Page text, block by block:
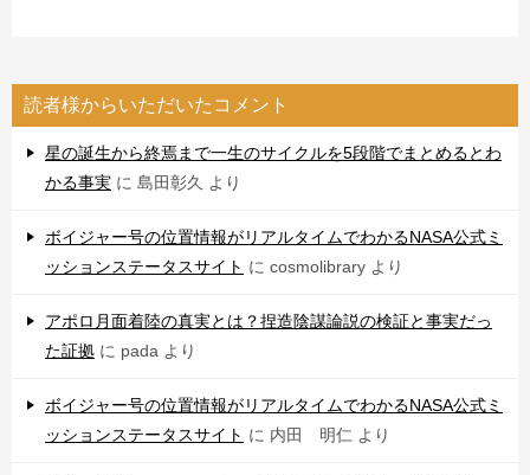
読者様からいただいたコメント
星の誕生から終焉まで一生のサイクルを5段階でまとめるとわ
かる事実 に 島田彰久 より
ボイジャー号の位置情報がリアルタイムでわかるNASA公式ミ
ッションステータスサイト に cosmolibrary より
アポロ月面着陸の真実とは？捏造陰謀論説の検証と事実だっ
た証拠 に pada より
ボイジャー号の位置情報がリアルタイムでわかるNASA公式ミ
ッションステータスサイト に 内田 明仁 より